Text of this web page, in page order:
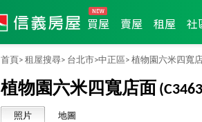
買屋 賣屋 租屋 社
首頁> 租屋搜尋> 台北市>中正區> 植物園六米四寬
植物園六米四寬店面
照片 地圖